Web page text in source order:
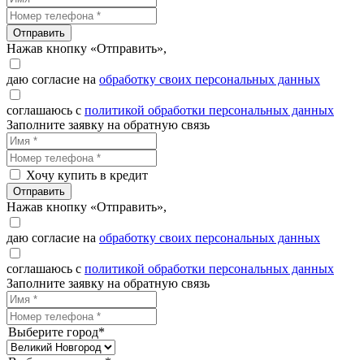
Отправить
Нажав кнопку «Отправить»,
даю согласие на обработку своих персональных данных
соглашаюсь с политикой обработки персональных данных
Заполните заявку на обратную связь
Хочу купить в кредит
Отправить
Нажав кнопку «Отправить»,
даю согласие на обработку своих персональных данных
соглашаюсь с политикой обработки персональных данных
Заполните заявку на обратную связь
Выберите город*